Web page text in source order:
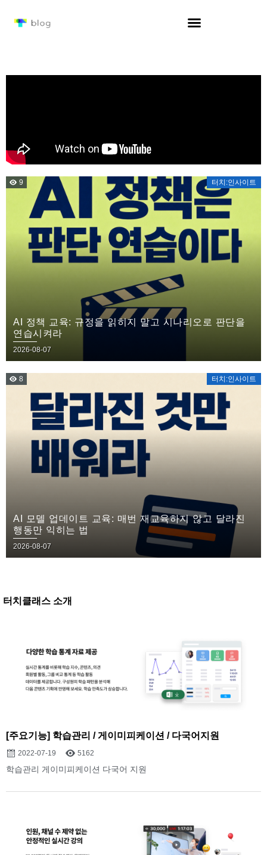
9 터치:인사이트
AI 정책 교육: 규정을 읽히지 말고 시나리오로 판단을
연습시켜라
2026-08-07
8 터치:인사이트
AI 모델 업데이트 교육: 매번 재교육하지 않고 달라진
행동만 익히는 법
2026-08-07
터치클래스 소개
[주요기능] 학습관리 / 게이미피케이션 / 다국어지원
2022-07-19 5162
학습관리 게이미피케이션 다국어 지원